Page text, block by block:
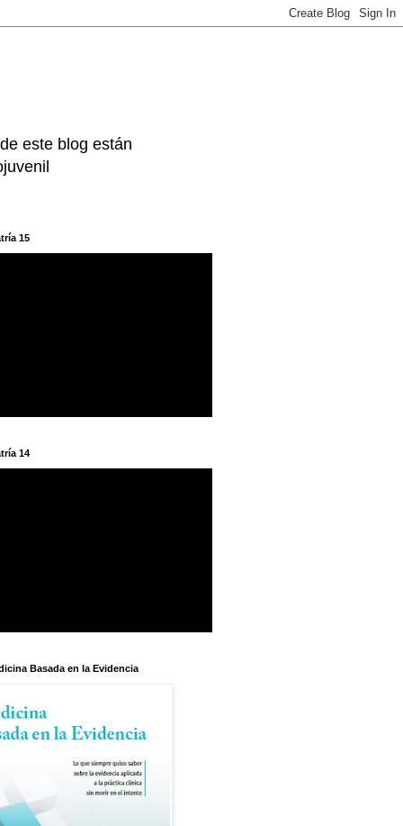
este blog están
15
14
Basada en la Evidencia